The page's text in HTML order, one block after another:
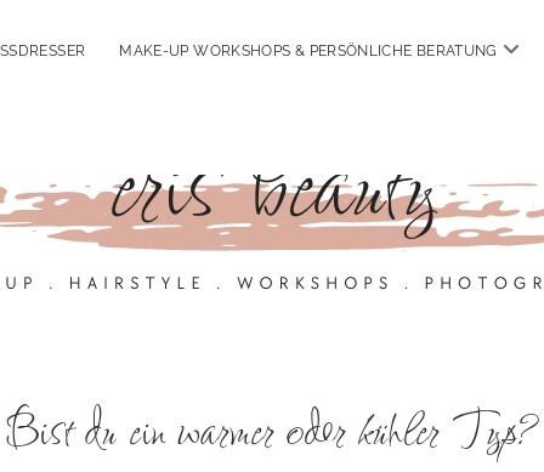
MAKE-UP WORKSHOPS & PERSÖNLICHE BERATUNG
Bist du ein warmer oder kühler Typ?